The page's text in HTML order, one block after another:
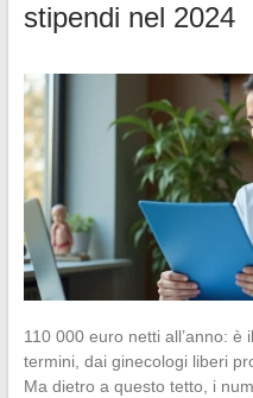
stipendi nel 2024
110 000 euro netti all’anno:
termini, dai ginecologi liberi
Ma dietro a questo tetto, i